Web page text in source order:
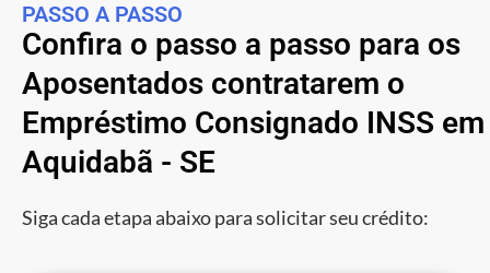
PASSO A PASSO
Confira o passo a passo para os
Aposentados contratarem o
Empréstimo Consignado INSS em
Aquidabã - SE
Siga cada etapa abaixo para solicitar seu crédito: